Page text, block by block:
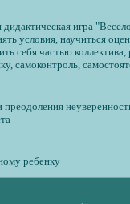
дидактическая игра
условия, научиться
себя частью коллектива,
самоконтроль,
преодоления
ребенку